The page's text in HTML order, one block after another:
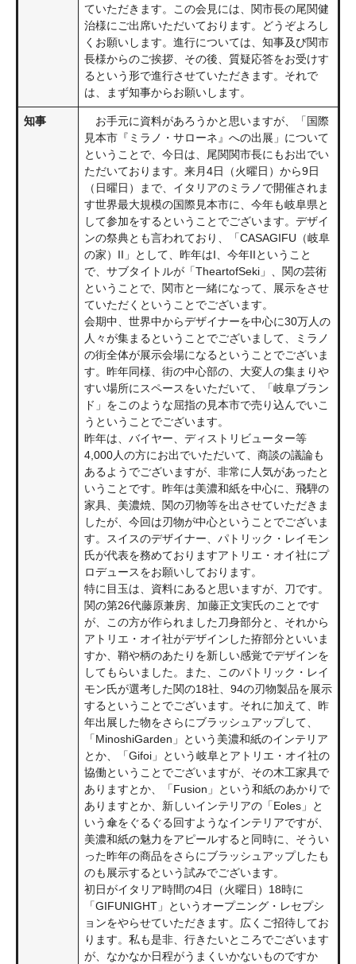
ていただきます。この会見には、関市長の尾関健
治様にご出席いただいております。どうぞよろし
くお願いします。進行については、知事及び関市
長様からのご挨拶、その後、質疑応答をお受けす
るという形で進行させていただきます。それで
は、まず知事からお願いします。
知事
お手元に資料があろうかと思いますが、「国際
見本市『ミラノ・サローネ』への出展」について
ということで、今日は、尾関関市長にもお出でい
ただいております。来月4日（火曜日）から9日
（日曜日）まで、イタリアのミラノで開催されま
す世界最大規模の国際見本市に、今年も岐阜県と
して参加をするということでございます。デザイ
ンの祭典とも言われており、「CASAGIFU（岐阜
の家）II」として、昨年はI、今年IIということ
で、サブタイトルが「TheartofSeki」、関の芸術
ということで、関市と一緒になって、展示をさせ
ていただくということでございます。
会期中、世界中からデザイナーを中心に30万人の
人々が集まるということでございまして、ミラノ
の街全体が展示会場になるということでございま
す。昨年同様、街の中心部の、大変人の集まりや
すい場所にスペースをいただいて、「岐阜ブラン
ド」をこのような屈指の見本市で売り込んでいこ
うということでございます。
昨年は、バイヤー、ディストリビューター等
4,000人の方にお出でいただいて、商談の議論も
あるようでございますが、非常に人気があったと
いうことです。昨年は美濃和紙を中心に、飛騨の
家具、美濃焼、関の刃物等を出させていただきま
したが、今回は刃物が中心ということでございま
す。スイスのデザイナー、パトリック・レイモン
氏が代表を務めておりますアトリエ・オイ社にプ
ロデュースをお願いしております。
特に目玉は、資料にあると思いますが、刀です。
関の第26代藤原兼房、加藤正文実氏のことです
が、この方が作られました刀身部分と、それから
アトリエ・オイ社がデザインした拵部分といいま
すか、鞘や柄のあたりを新しい感覚でデザインを
してもらいました。また、このパトリック・レイ
モン氏が選考した関の18社、94の刃物製品を展示
するということでございます。それに加えて、昨
年出展した物をさらにブラッシュアップして、
「MinoshiGarden」という美濃和紙のインテリア
とか、「Gifoi」という岐阜とアトリエ・オイ社の
協働ということでございますが、その木工家具で
ありますとか、「Fusion」という和紙のあかりで
ありますとか、新しいインテリアの「Eoles」と
いう傘をぐるぐる回すようなインテリアですが、
美濃和紙の魅力をアピールすると同時に、そうい
った昨年の商品をさらにブラッシュアップしたも
のも展示するという試みでございます。
初日がイタリア時間の4日（火曜日）18時に
「GIFUNIGHT」というオープニング・レセプシ
ョンをやらせていただきます。広くご招待してお
ります。私も是非、行きたいところでございます
が、なかなか日程がうまくいかないものですか